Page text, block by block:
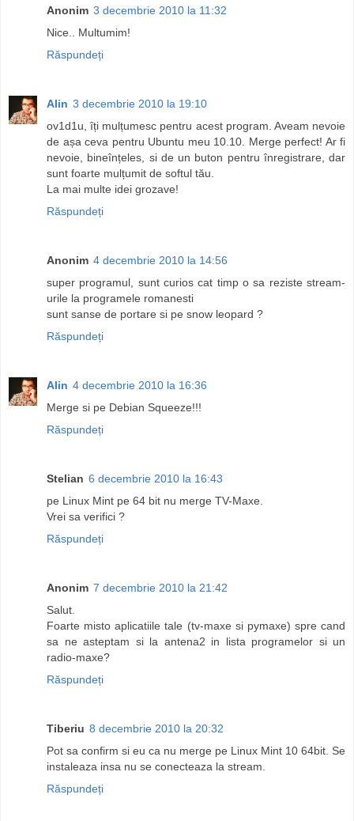
Anonim 3 decembrie 2010 la 11:32
Nice.. Multumim!
Răspundeți
Alin 3 decembrie 2010 la 19:10
ov1d1u, îți mulțumesc pentru acest program. Aveam nevoie
de așa ceva pentru Ubuntu meu 10.10. Merge perfect! Ar fi
nevoie, bineînțeles, si de un buton pentru înregistrare, dar
sunt foarte mulțumit de softul tău.
La mai multe idei grozave!
Răspundeți
Anonim 4 decembrie 2010 la 14:56
super programul, sunt curios cat timp o sa reziste stream-
urile la programele romanesti
sunt sanse de portare si pe snow leopard ?
Răspundeți
Alin 4 decembrie 2010 la 16:36
Merge si pe Debian Squeeze!!!
Răspundeți
Stelian 6 decembrie 2010 la 16:43
pe Linux Mint pe 64 bit nu merge TV-Maxe.
Vrei sa verifici ?
Răspundeți
Anonim 7 decembrie 2010 la 21:42
Salut.
Foarte misto aplicatiile tale (tv-maxe si pymaxe) spre cand
sa ne asteptam si la antena2 in lista programelor si un
radio-maxe?
Răspundeți
Tiberiu 8 decembrie 2010 la 20:32
Pot sa confirm si eu ca nu merge pe Linux Mint 10 64bit. Se
instaleaza insa nu se conecteaza la stream.
Răspundeți